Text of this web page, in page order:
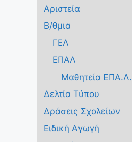
Αριστεία
Β/θμια
ΓΕΛ
ΕΠΑΛ
Μαθητεία ΕΠΑ.Λ.
Δελτία Τύπου
Δράσεις Σχολείων
Ειδική Αγωγή